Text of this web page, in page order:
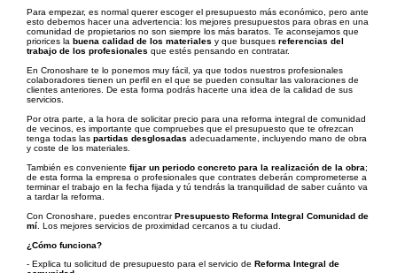
Para empezar, es normal querer escoger el presupuesto más económico, pero ante
esto debemos hacer una advertencia: los mejores presupuestos para obras en una
comunidad de propietarios no son siempre los más baratos. Te aconsejamos que
priorices la buena calidad de los materiales y que busques referencias del
trabajo de los profesionales que estés pensando en contratar.
En Cronoshare te lo ponemos muy fácil, ya que todos nuestros profesionales
colaboradores tienen un perfil en el que se pueden consultar las valoraciones de
clientes anteriores. De esta forma podrás hacerte una idea de la calidad de sus
servicios.
Por otra parte, a la hora de solicitar precio para una reforma integral de comunidad
de vecinos, es importante que compruebes que el presupuesto que te ofrezcan
tenga todas las partidas desglosadas adecuadamente, incluyendo mano de obra
y coste de los materiales.
También es conveniente fijar un periodo concreto para la realización de la obra;
de esta forma la empresa o profesionales que contrates deberán comprometerse a
terminar el trabajo en la fecha fijada y tú tendrás la tranquilidad de saber cuánto va
a tardar la reforma.
Con Cronoshare, puedes encontrarPresupuesto Reforma Integral Comunidad de
mí . Los mejores servicios de proximidad cercanos a tu ciudad.
¿Cómo funciona?
- Explica tu solicitud de presupuesto para el servicio de Reforma Integral de